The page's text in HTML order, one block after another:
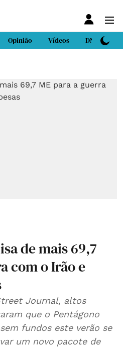
Opinião Vídeos DN Sport
de mais 69,7
com o Irão e
Journal, altos
que o Pentágono
fundos este verão se
um novo pacote de